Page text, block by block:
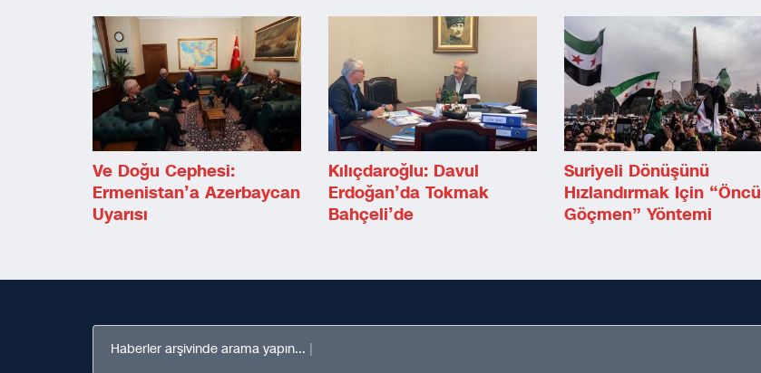
Ve Doğu Cephesi:
Ermenistan’a Azerbaycan
Uyarısı
Kılıçdaroğlu: Davul
Erdoğan’da Tokmak
Bahçeli’de
Suriyeli Dönüşünü
Hızlandırmak Için “öncü
Göçmen” Yöntemi
Haberler arşivinde arama yapın...